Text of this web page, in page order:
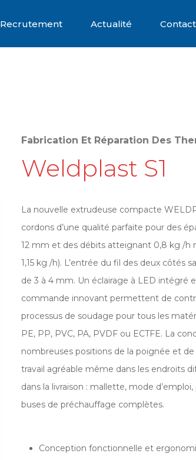
Recrutement Actualité Contact
Fabrication Et Réparation Des
Weldplast S1
La nouvelle extrudeuse compacte
cordons d’une qualité parfaite pour des
12 mm et des débits atteignant 0,8 kg /h
1,15 kg /h). L’entrée du fil des deux côtés
de 3 à 4 mm. Un éclairage à LED intégré
commande innovant permettent de
processus de soudage pour tous les
PE, PP, PVC, PA, PVDF ou ECTFE. La
nombreuses positions de la poignée et
travail agréable même dans les endroits
dans la livraison : mallette, mode
buses de préchauffage complètes.
Conception fonctionnelle et